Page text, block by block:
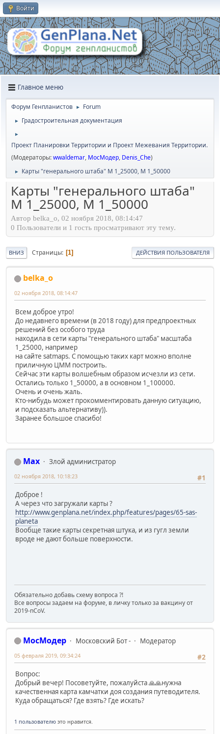
Войти
Главное меню
Форум Генпланистов ► Forum
► Градостроительная документация
►
Проект Планировки Территории и Проект Межевания Территории.
(Модераторы:wwaldemar, МосМодер, Denis_Che)
► Карты "генерального штаба" М 1_25000, М 1_50000
Карты "генерального штаба"
М 1_25000, М 1_50000
Автор belka_o, 02 ноября 2018, 08:14:47
0 Пользователи и 1 гость просматривают эту тему.
ВНИЗ Страницы 1 ДЕЙСТВИЯ ПОЛЬЗОВАТЕЛЯ
belka_o
02 ноября 2018, 08:14:47
Всем доброе утро!
До недавнего времени (в 2018 году) для предпроектных
решений без особого труда
находила в сети карты "генерального штаба" масштаба
1_25000, например
на сайте satmaps. С помощью таких карт можно вполне
приличную ЦММ построить.
Сейчас эти карты волшебным образом исчезли из сети.
Остались только 1_50000, а в основном 1_100000.
Очень и очень жаль.
Кто-нибудь может прокомментировать данную ситуацию,
и подсказать альтернативу)).
Заранее большое спасибо!
Max
Злой администратор
#1
02 ноября 2018, 10:18:23
Доброе !
А через что загружали карты ?
http://www.genplana.net/index.php/features/pages/65-sas-
planeta
Вообще такие карты секретная штука, и из гугл земли
вроде не дают больше поверхности.
Обязательно добавь схему вопроса ?!
Все вопросы задаем на форуме, в личку только за вакцину от
2019-nCoV.
МосМодер Московский Бот -
Модератор
#2
05 февраля 2019, 09:34:24
Вопрос:
Добрый вечер! Посоветуйте, пожалуйста 🙏🙏нужна
качественная карта камчатки доя создания путеводителя.
Куда обращаться? Где взять? Где искать?
1 пользователю это нравится.